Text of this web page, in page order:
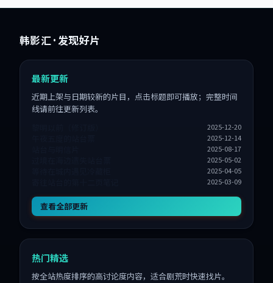
韩影汇 · 发现好片
最新更新
近期上架与日期较新的片目，点击标题即可播放；完整时间
线请前往更新列表。
2025-12-20
2025-12-14
2025-08-17
2025-05-02
2025-04-05
2025-03-09
查看全部更新
热门精选
按全站热度排序的高讨论度内容，适合剧荒时快速找片。